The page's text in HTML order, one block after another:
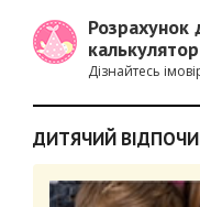
Розрахунок
калькулятор
Дізнайтесь
ДИТЯЧИЙ